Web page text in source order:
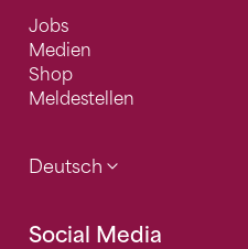
Jobs
Medien
Shop
Meldestellen
Deutsch
Social Media